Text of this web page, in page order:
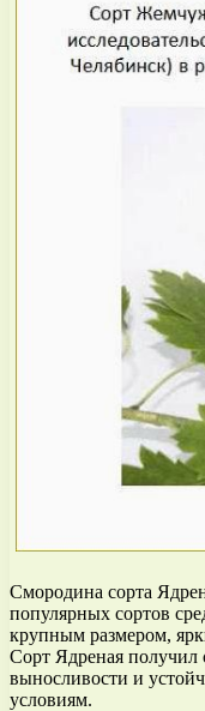
Смородина сорта
популярных сортов
крупным размером,
Сорт Ядреная получил
выносливости и
условиям.